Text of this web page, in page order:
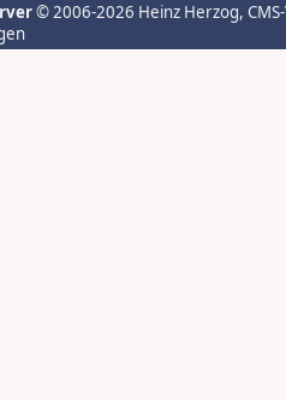
© 2006-2026 Heinz Herzog,